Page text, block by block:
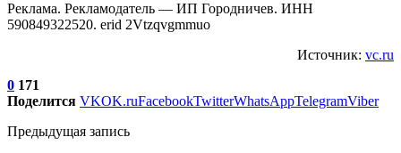
Реклама. Рекламодатель — ИП Городничев. ИНН
590849322520. erid 2Vtzqvgmmuo
Источник: vc.ru
0 171
Поделится VKOK.ruFacebookTwitterWhatsAppTelegramViber
Предыдущая запись